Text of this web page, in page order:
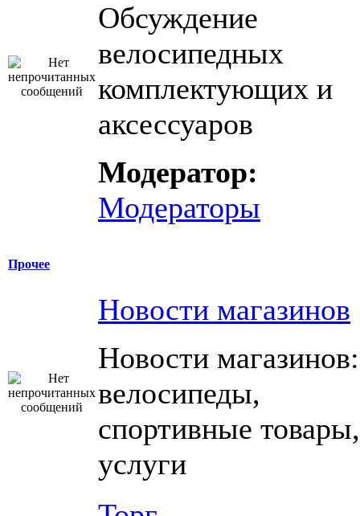
Обсуждение
велосипедных
комплектующих и
аксессуаров
Модератор:
Модераторы
Прочее
Новости магазинов
Новости магазинов:
велосипеды,
спортивные товары,
услуги